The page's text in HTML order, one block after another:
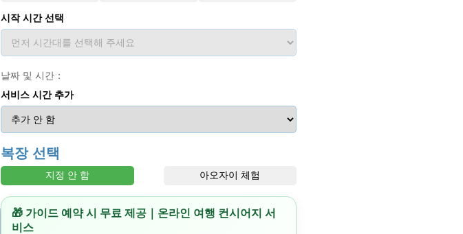
시작 시간 선택
날짜 및 시간：
서비스 시간 추가
복장 선택
지정 안 함 아오자이 체험
🎁 가이드 예약 시 무료 제공｜온라인 여행 컨시어지 서
비스